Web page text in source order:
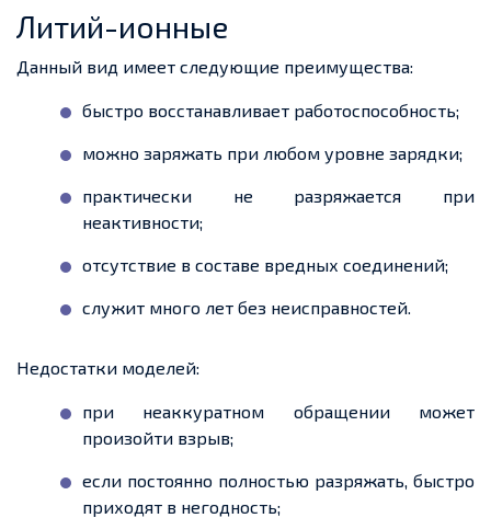
Литий-ионные
Данный вид имеет следующие преимущества:
быстро восстанавливает работоспособность;
можно заряжать при любом уровне зарядки;
практически не разряжается при
неактивности;
отсутствие в составе вредных соединений;
служит много лет без неисправностей.
Недостатки моделей:
при неаккуратном обращении может
произойти взрыв;
если постоянно полностью разряжать, быстро
приходят в негодность;